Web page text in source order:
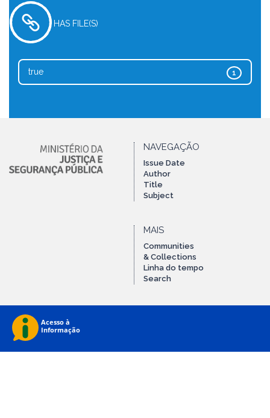
HAS FILE(S)
1
true
NAVEGAÇÃO
Issue Date
Author
Title
Subject
MAIS
Communities
& Collections
Linha do tempo
Search